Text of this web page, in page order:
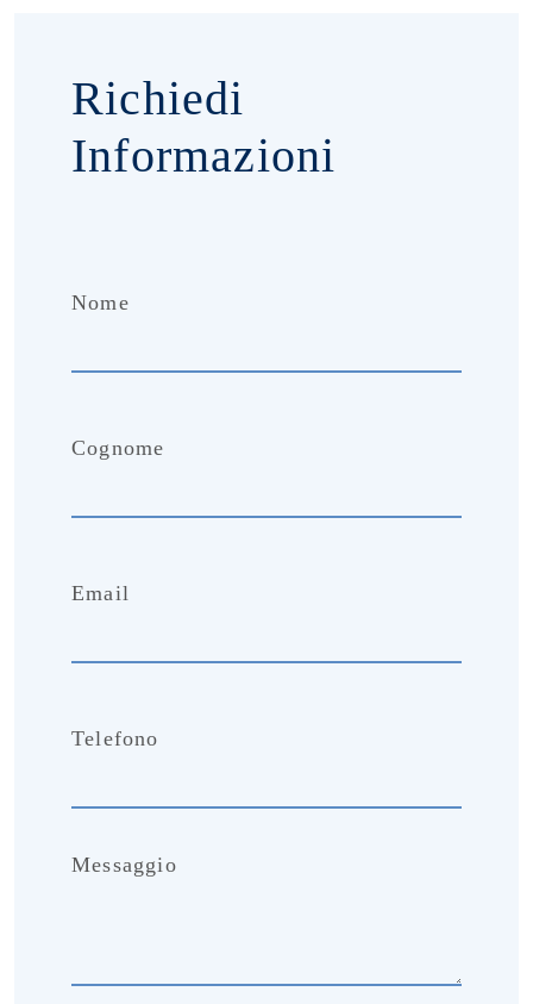
Richiedi
Informazioni
Nome
Cognome
Email
Telefono
Messaggio